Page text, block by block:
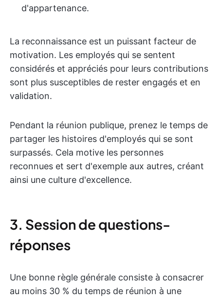
d'appartenance.
La reconnaissance est un puissant facteur de
motivation. Les employés qui se sentent
considérés et appréciés pour leurs contributions
sont plus susceptibles de rester engagés et en
validation.
Pendant la réunion publique, prenez le temps de
partager les histoires d'employés qui se sont
surpassés. Cela motive les personnes
reconnues et sert d'exemple aux autres, créant
ainsi une culture d'excellence.
3. Session de questions-
réponses
Une bonne règle générale consiste à consacrer
au moins 30 % du temps de réunion à une